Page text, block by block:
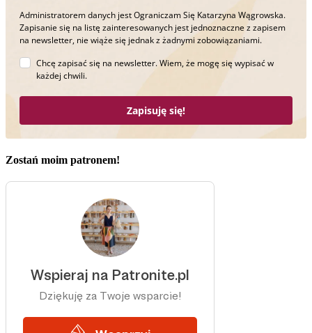
Administratorem danych jest Ograniczam Się Katarzyna Wągrowska.
Zapisanie się na listę zainteresowanych jest jednoznaczne z zapisem
na newsletter, nie wiąże się jednak z żadnymi zobowiązaniami.
Chcę zapisać się na newsletter. Wiem, że mogę się wypisać w
każdej chwili.
Zapisuję się!
Zostań moim patronem!